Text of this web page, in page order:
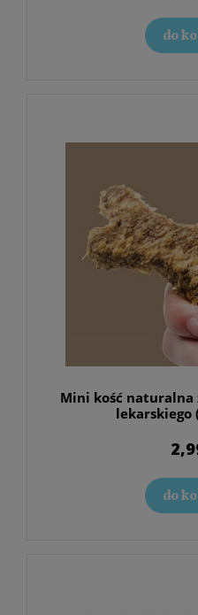
do
Mini kość naturalna
lekarskiego
do